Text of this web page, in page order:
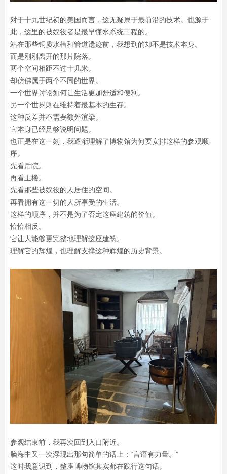
对于十九世纪初的美国而言，这无疑属于最前沿的技术。也源于
此，这里的被奴役者是最早懂水系统工程的。
站在那些铜质水槽和管道遗迹前，我想到的却不是技术本身。
而是刚刚离开的那片院落。
两个空间相距不过十几米。
却仿佛属于两个不同的世界。
一个世界讨论如何让生活更加舒适和便利。
另一个世界则在维持着最基本的生存。
这种反差并不需要额外渲染。
它本身已经足够说明问题。
也正是在这一刻，我逐渐理解了博物馆为何要安排这样的参观顺
序。
先看后院。
再看主楼。
先看那些被奴役的人居住的空间。
再看拥有这一切的人所享受的生活。
这样的顺序，并不是为了否定这座建筑的价值。
恰恰相反。
它让人能够更完整地理解这座建筑。
理解它的辉煌，也理解支撑这种辉煌的历史背景。
参观结束前，我再次回到入口附近。
脑海中又一次浮现出那句简单的话上：“言语有力量。”
这时我意识到，整座博物馆其实都在践行这句话。